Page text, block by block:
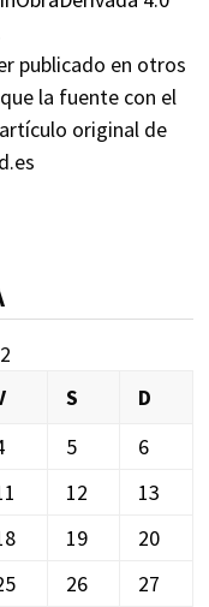
publicado en otros
la fuente con el
original de
S
D
5
6
12
13
19
20
26
27